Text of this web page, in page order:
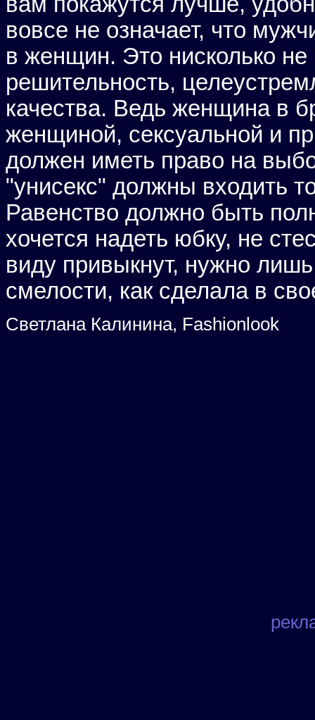
вовсе не означает, что
в женщин. Это нисколько
решительность,
качества. Ведь женщина в
женщиной, сексуальной и
должен иметь право на
"унисекс" должны входить
Равенство должно быть
хочется надеть юбку, не
виду привыкнут, нужно
смелости, как сделала в
Светлана Калинина, Fashionlook